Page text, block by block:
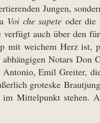
Jungen,
Voi che sapete oder die
auch über den
mit weichem Herz ist,
Notars Don
Emil Greiter,
groteske
Mittelpunkt stehen.